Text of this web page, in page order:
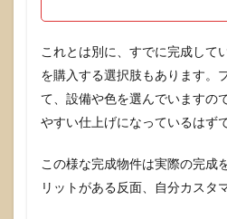
これとは別に、すでに完成して
を購入する選択肢もあります。
て、設備や色を選んでいますの
やすい仕上げになっているはず
この様な完成物件は実際の完成
リットがある反面、自分カスタ